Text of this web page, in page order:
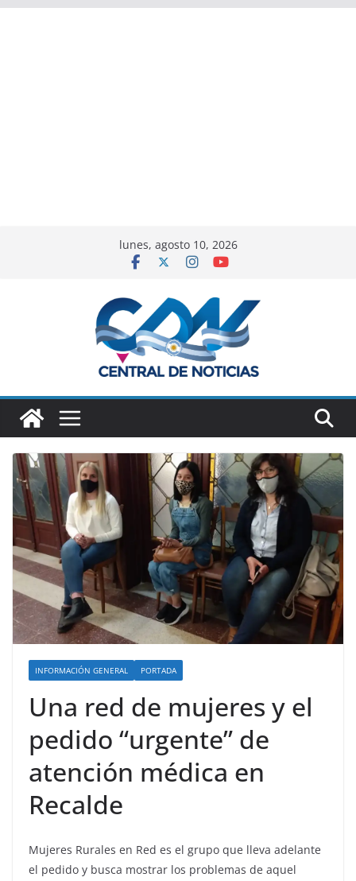
lunes, agosto 10, 2026
INFORMACIÓN GENERAL PORTADA
Una red de mujeres y el
pedido “urgente” de
atención médica en
Recalde
Mujeres Rurales en Red es el grupo que lleva adelante
el pedido y busca mostrar los problemas de aquel